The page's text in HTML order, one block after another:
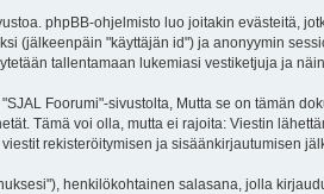
phpBB-ohjelmisto luo joitakin evästeitä,
(jälkeenpäin "käyttäjän id") ja anonyymin
tallentamaan lukemiasi vestiketjuja ja
Foorumi"-sivustolta, Mutta se on tämän
Tämä voi olla, mutta ei rajoita: Viestin
rekisteröitymisen ja sisäänkirjautumisen
henkilökohtainen salasana, jolla